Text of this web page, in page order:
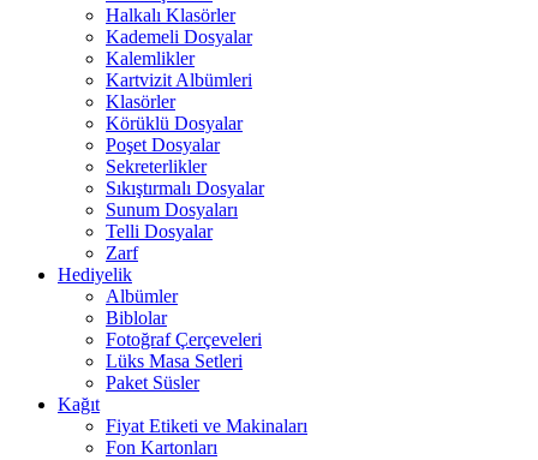
Halkalı Klasörler
Kademeli Dosyalar
Kalemlikler
Kartvizit Albümleri
Klasörler
Körüklü Dosyalar
Poşet Dosyalar
Sekreterlikler
Sıkıştırmalı Dosyalar
Sunum Dosyaları
Telli Dosyalar
Zarf
Hediyelik
Albümler
Biblolar
Fotoğraf Çerçeveleri
Lüks Masa Setleri
Paket Süsler
Kağıt
Fiyat Etiketi ve Makinaları
Fon Kartonları